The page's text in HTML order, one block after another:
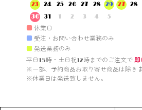
23
24 25 26 27 28
29
30
31 1 2 3 4 5
27
28
■ 休業日
■ 受注・お問い合わせ業務のみ
■ 発送業務のみ
平日15時・土日祝12時までのご注文で 即
※一部、予約商品お取り寄せ商品は除きま
※休業日は発送致しません。